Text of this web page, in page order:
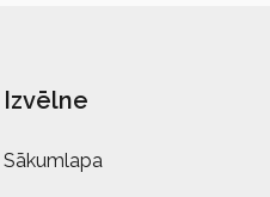
Izvēlne
Sākumlapa